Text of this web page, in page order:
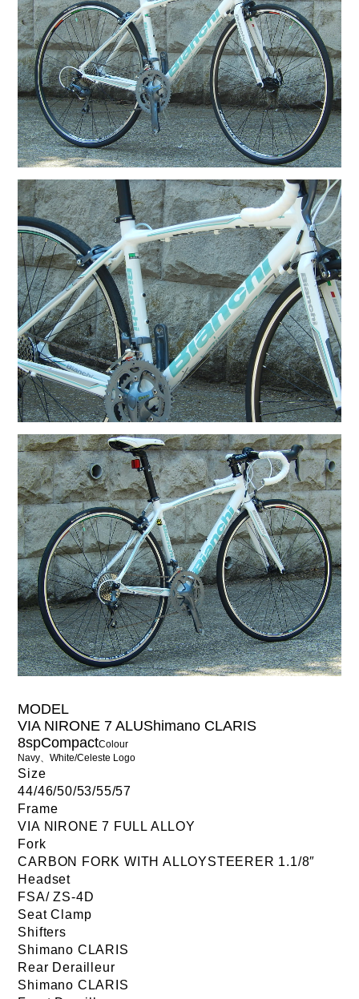
MODEL
VIA NIRONE 7 ALUShimano CLARIS
8spCompactColour
Navy、White/Celeste Logo
Size
44/46/50/53/55/57
Frame
VIA NIRONE 7 FULL ALLOY
Fork
CARBON FORK WITH ALLOYSTEERER 1.1/8″
Headset
FSA/ ZS-4D
Seat Clamp
Shifters
Shimano CLARIS
Rear Derailleur
Shimano CLARIS